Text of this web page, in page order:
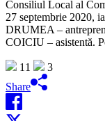
Consiliul Local al
27 septembrie 2020,
DRUMEA –
COICIU – asistentă.
11
3
Share